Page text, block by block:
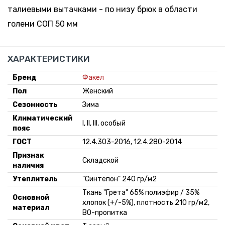
170-176,
56-58
70.41 руб.
*
Склад:
- +
170-176,
70.41 руб.
170-176,
64-66
запросу
5-10 дней
- +
170-176,
68-70
запросу
Поступление:
-
182-188,
48-50
84.3 руб. *
9 шт.
Склад:
Минск-
- +
13 шт.
талиевыми вытачками - по низу брюк в области
голени СОП 50 мм
ХАРАКТЕРИСТИКИ
Бренд
Факел
Пол
Женский
Сезонность
Зима
Климатический
пояс
I, II, III, особый
ГОСТ
12.4.303-2016, 12.4.280-2014
Признак
наличия
Складской
Утеплитель "Синтепон" 240 гр/м2
Основной
материал
Ткань "Грета" 65% полиэфир / 35%
хлопок (+/-5%), плотность 210 гр/м2,
ВО-пропитка